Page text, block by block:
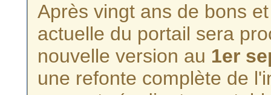
Après vingt ans de bons
actuelle du portail sera
nouvelle version au 1er
une refonte complète de